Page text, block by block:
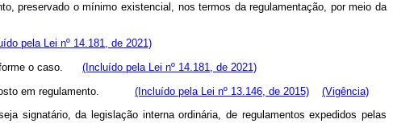
preservado o mínimo existencial, nos termos da regulamentação, por meio da
pela Lei nº 14.181, de 2021)
o caso. (Incluído pela Lei nº 14.181, de 2021)
em regulamento. (Incluído pela Lei nº 13.146, de 2015)
(Vigência)
da legislação interna ordinária, de regulamentos expedidos pelas